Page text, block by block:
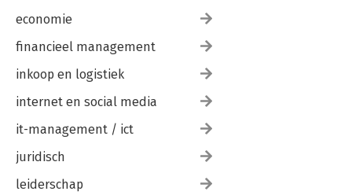
economie
financieel management
inkoop en logistiek
internet en social media
it-management / ict
juridisch
leiderschap